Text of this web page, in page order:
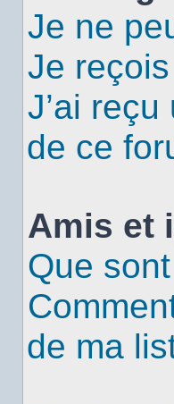
Je ne
Je
J’ai
de ce
Amis et
Que
de ma